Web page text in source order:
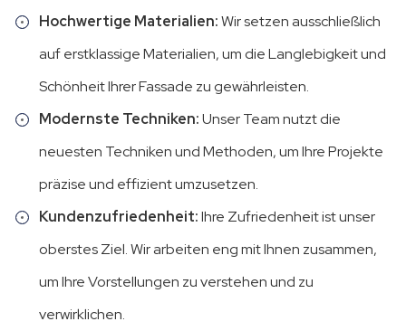
Hochwertige Materialien:Wir setzen ausschließlich
auf erstklassige Materialien, um die Langlebigkeit und
Schönheit Ihrer Fassade zu gewährleisten.
Modernste Techniken:Unser Team nutzt die
neuesten Techniken und Methoden, um Ihre Projekte
präzise und effizient umzusetzen.
Kundenzufriedenheit:Ihre Zufriedenheit ist unser
oberstes Ziel. Wir arbeiten eng mit Ihnen zusammen,
um Ihre Vorstellungen zu verstehen und zu
verwirklichen.